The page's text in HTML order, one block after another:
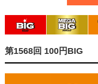
第1568回 100円BIG